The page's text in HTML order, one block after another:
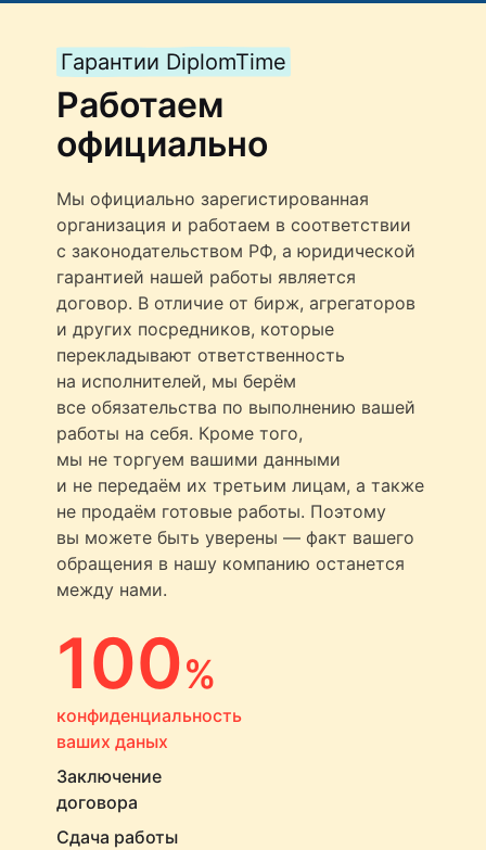
Гарантии DiplomTime
Работаем
официально
Мы официально зарегистированная
организация и работаем в соответствии
с законодательством РФ, а юридической
гарантией нашей работы является
договор. В отличие от бирж, агрегаторов
и других посредников, которые
перекладывают ответственность
на исполнителей, мы берём
все обязательства по выполнению вашей
работы на себя. Кроме того,
мы не торгуем вашими данными
и не передаём их третьим лицам, а также
не продаём готовые работы. Поэтому
вы можете быть уверены — факт вашего
обращения в нашу компанию останется
между нами.
100%
конфиденциальность
ваших даных
Заключение
договора
Сдача работы